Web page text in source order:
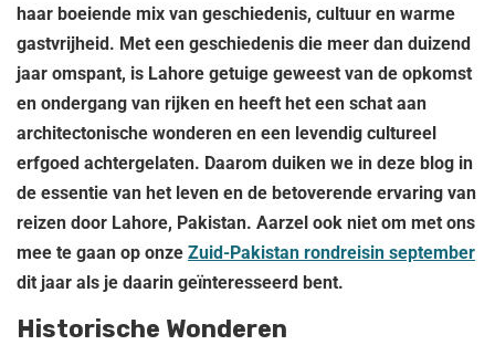
haar boeiende mix van geschiedenis, cultuur en warme
gastvrijheid. Met een geschiedenis die meer dan duizend
jaar omspant, is Lahore getuige geweest van de opkomst
en ondergang van rijken en heeft het een schat aan
architectonische wonderen en een levendig cultureel
erfgoed achtergelaten. Daarom duiken we in deze blog in
de essentie van het leven en de betoverende ervaring van
reizen door Lahore, Pakistan. Aarzel ook niet om met ons
mee te gaan op onze Zuid-Pakistan rondreisin september
dit jaar als je daarin geïnteresseerd bent.
Historische Wonderen